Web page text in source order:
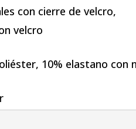
con cierre de velcro,
velcro
10% elastano con